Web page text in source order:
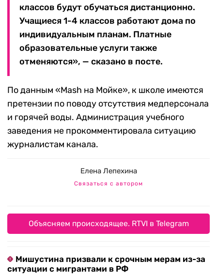
классов будут обучаться дистанционно.
Учащиеся 1-4 классов работают дома по
индивидуальным планам. Платные
образовательные услуги также
отменяются», — сказано в посте.
По данным «Mash на Мойке», к школе имеются
претензии по поводу отсутствия медперсонала
и горячей воды. Администрация учебного
заведения не прокомментировала ситуацию
журналистам канала.
Елена Лепехина
Связаться с автором
Объясняем происходящее. RTVI в Telegram
Мишустина призвали к срочным мерам из-за
ситуации с мигрантами в РФ